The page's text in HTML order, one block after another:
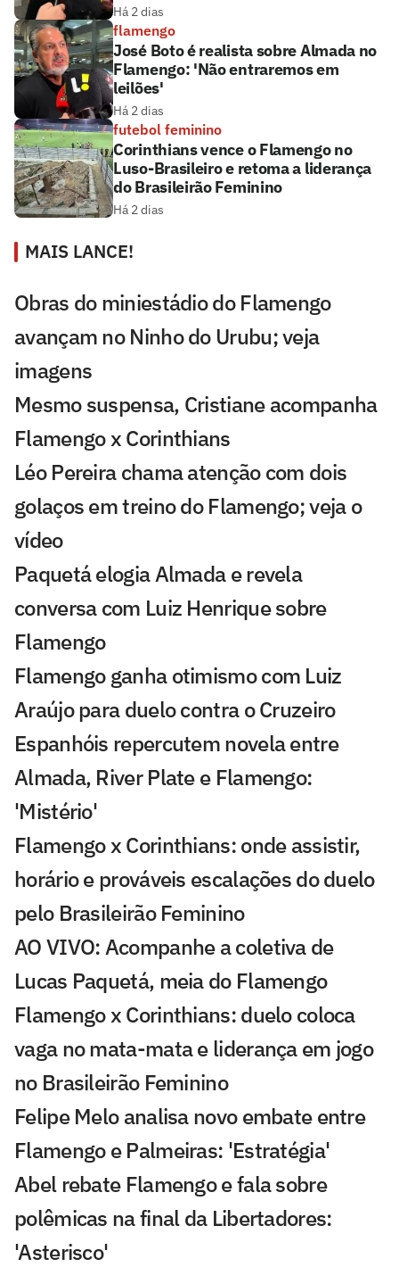
Há 2 dias
flamengo
José Boto é realista sobre Almada no
Flamengo: 'Não entraremos em
leilões'
Há 2 dias
futebol feminino
Corinthians vence o Flamengo no
Luso-Brasileiro e retoma a liderança
do Brasileirão Feminino
Há 2 dias
MAIS LANCE!
Obras do miniestádio do Flamengo
avançam no Ninho do Urubu; veja
imagens
Mesmo suspensa, Cristiane acompanha
Flamengo x Corinthians
Léo Pereira chama atenção com dois
golaços em treino do Flamengo; veja o
vídeo
Paquetá elogia Almada e revela
conversa com Luiz Henrique sobre
Flamengo
Flamengo ganha otimismo com Luiz
Araújo para duelo contra o Cruzeiro
Espanhóis repercutem novela entre
Almada, River Plate e Flamengo:
'Mistério'
Flamengo x Corinthians: onde assistir,
horário e prováveis escalações do duelo
pelo Brasileirão Feminino
AO VIVO: Acompanhe a coletiva de
Lucas Paquetá, meia do Flamengo
Flamengo x Corinthians: duelo coloca
vaga no mata-mata e liderança em jogo
no Brasileirão Feminino
Felipe Melo analisa novo embate entre
Flamengo e Palmeiras: 'Estratégia'
Abel rebate Flamengo e fala sobre
polêmicas na final da Libertadores:
'Asterisco'